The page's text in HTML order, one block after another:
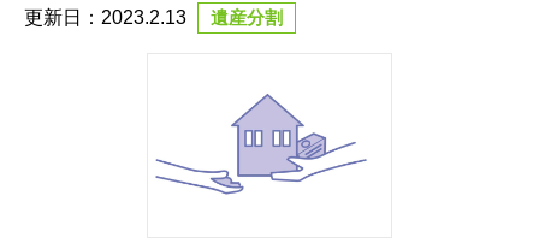
更新日：2023.2.13 遺産分割